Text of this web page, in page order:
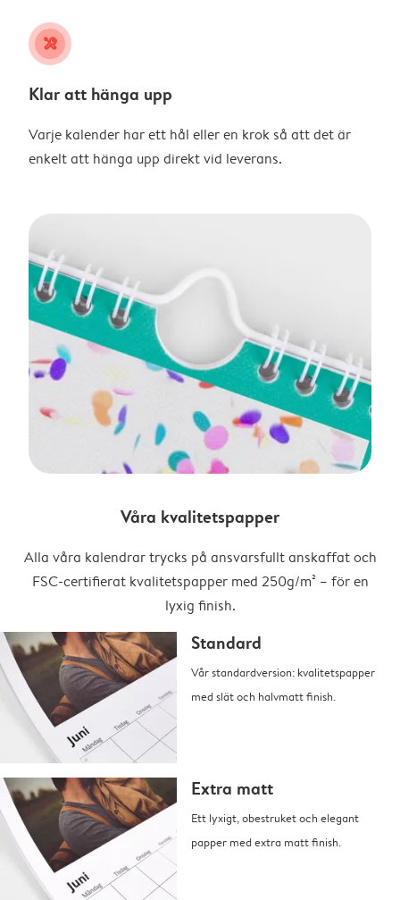
tools
Klar att hänga upp
Varje kalender har ett hål eller en krok så att det är
enkelt att hänga upp direkt vid leverans.
Våra kvalitetspapper
Alla våra kalendrar trycks på ansvarsfullt anskaffat och
FSC-certifierat kvalitetspapper med 250g/m² – för en
lyxig finish.
Standard
Vår standardversion: kvalitetspapper
med slät och halvmatt finish.
Extra matt
Ett lyxigt, obestruket och elegant
papper med extra matt finish.